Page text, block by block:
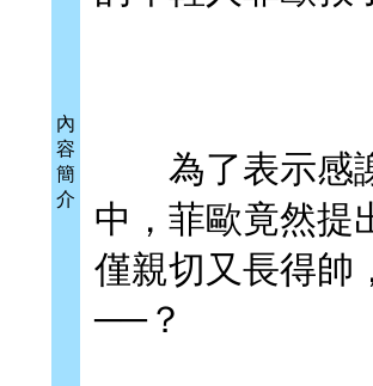
內
容
簡
介
為了表示感謝
中，菲歐竟然提
僅親切又長得帥
──？